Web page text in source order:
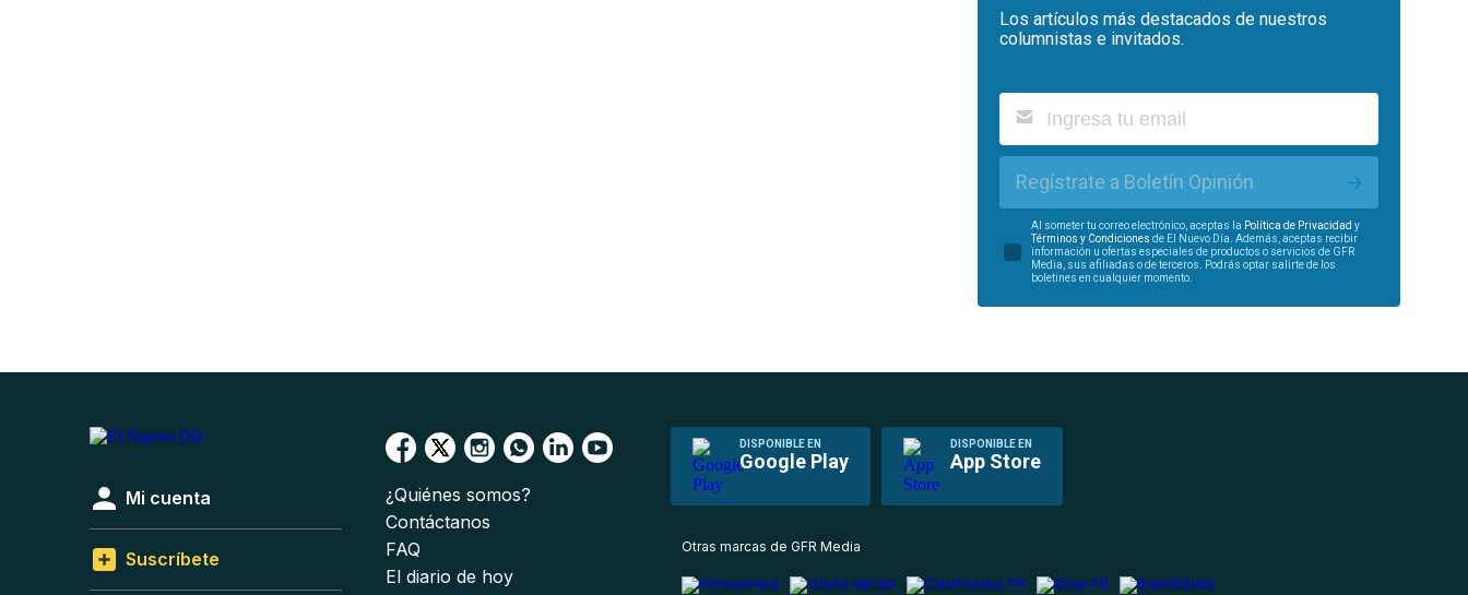
Los artículos más destacados de nuestros
columnistas e invitados.
Regístrate a Boletín Opinión
Al someter tu correo electrónico, aceptas la Política de Privacidad y
Términos y Condiciones de El Nuevo Día. Además, aceptas recibir
información u ofertas especiales de productos o servicios de GFR
Media, sus afiliadas o de terceros. Podrás optar salirte de los
boletines en cualquier momento.
DISPONIBLE EN
Google Play
DISPONIBLE EN
App Store
Mi cuenta
Suscríbete
¿Quiénes somos?
Contáctanos
FAQ
El diario de hoy
Otras marcas de GFR Media